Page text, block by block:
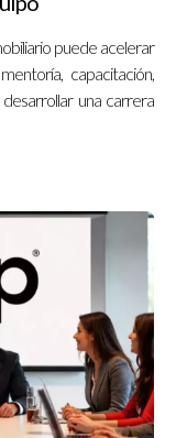
aproveches esta
tienes preguntas o
para ayudarte en
flexibilidad laboral,
para
si tengo un
puede acelerar
capacitación,
una carrera